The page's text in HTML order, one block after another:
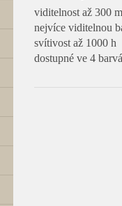
viditelnost až 300 m
nejvíce viditelnou
svítivost až 1000 h
dostupné ve 4